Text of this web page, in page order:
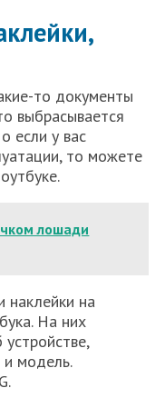
то документы
выбрасывается
если у вас
то можете
лошади
наклейки на
На них
и модель.